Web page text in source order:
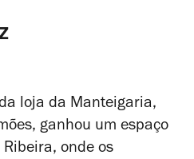
loja da Manteigaria,
ganhou um espaço
onde os